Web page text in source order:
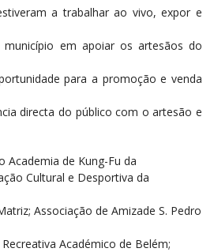
a trabalhar ao vivo, expor e
em apoiar os artesãos do
para a promoção e venda
directa do público com o artesão e
Academia de Kung-Fu da
Cultural e Desportiva da
Associação de Amizade S. Pedro
Académico de Belém;